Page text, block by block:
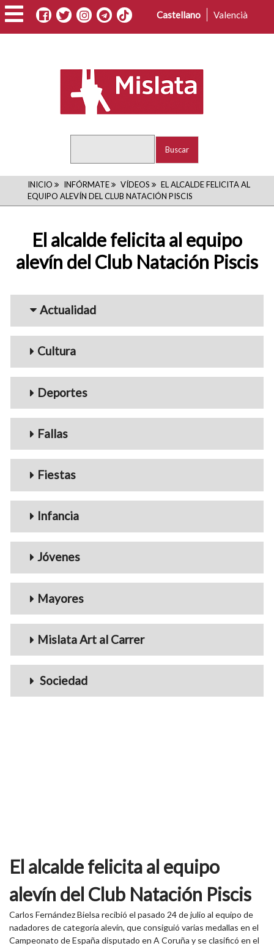
Pasar
al
contenido
Castellano Valencià
RUTA
DE
NAVEGACIÓN
INICIO INFÓRMATE VÍDEOS
EL ALCALDE FELICITA AL
EQUIPO ALEVÍN DEL CLUB NATACIÓN PISCIS
El alcalde felicita al equipo
alevín del Club Natación Piscis
Menu_Videos
Actualidad
Cultura
Deportes
Fallas
Fiestas
Infancia
Jóvenes
Mayores
Mislata Art al Carrer
Sociedad
El alcalde felicita al equipo
alevín del Club Natación Piscis
Carlos Fernández Bielsa recibió el pasado 24 de julio al equipo de
nadadores de categoría alevín, que consiguió varias medallas en el
Campeonato de España disputado en A Coruña y se clasificó en el